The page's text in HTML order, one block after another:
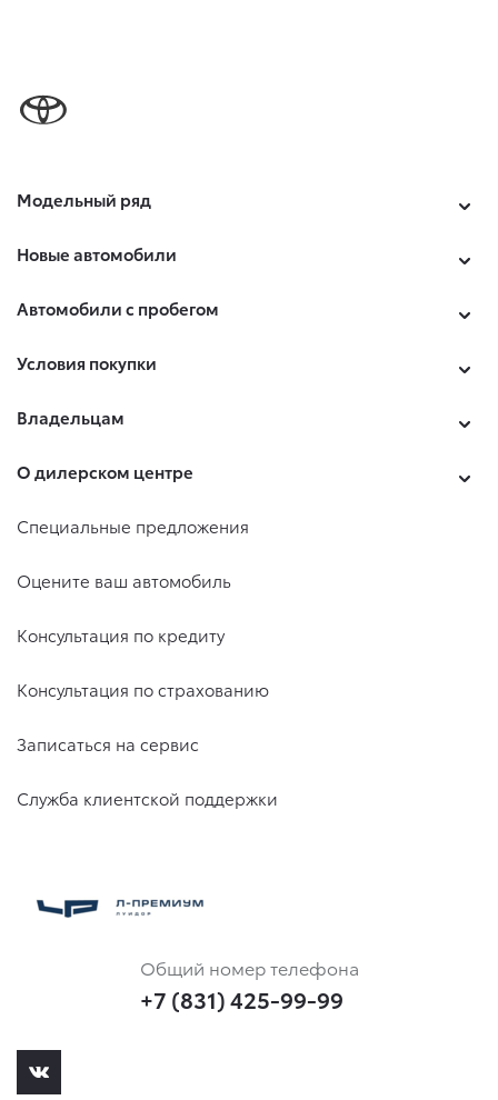
Модельный ряд
Новые автомобили
Автомобили с пробегом
Условия покупки
Владельцам
О дилерском центре
Специальные предложения
Оцените ваш автомобиль
Консультация по кредиту
Консультация по страхованию
Записаться на сервис
Служба клиентской поддержки
Общий номер телефона
+7 (831) 425-99-99